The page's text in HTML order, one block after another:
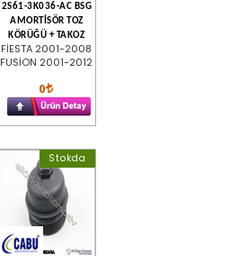
2S61-3K036-AC BSG
AMORTİSÖR TOZ
KÖRÜĞÜ + TAKOZ
FİESTA 2001-2008
FUSİON 2001-2012
0
Stokda